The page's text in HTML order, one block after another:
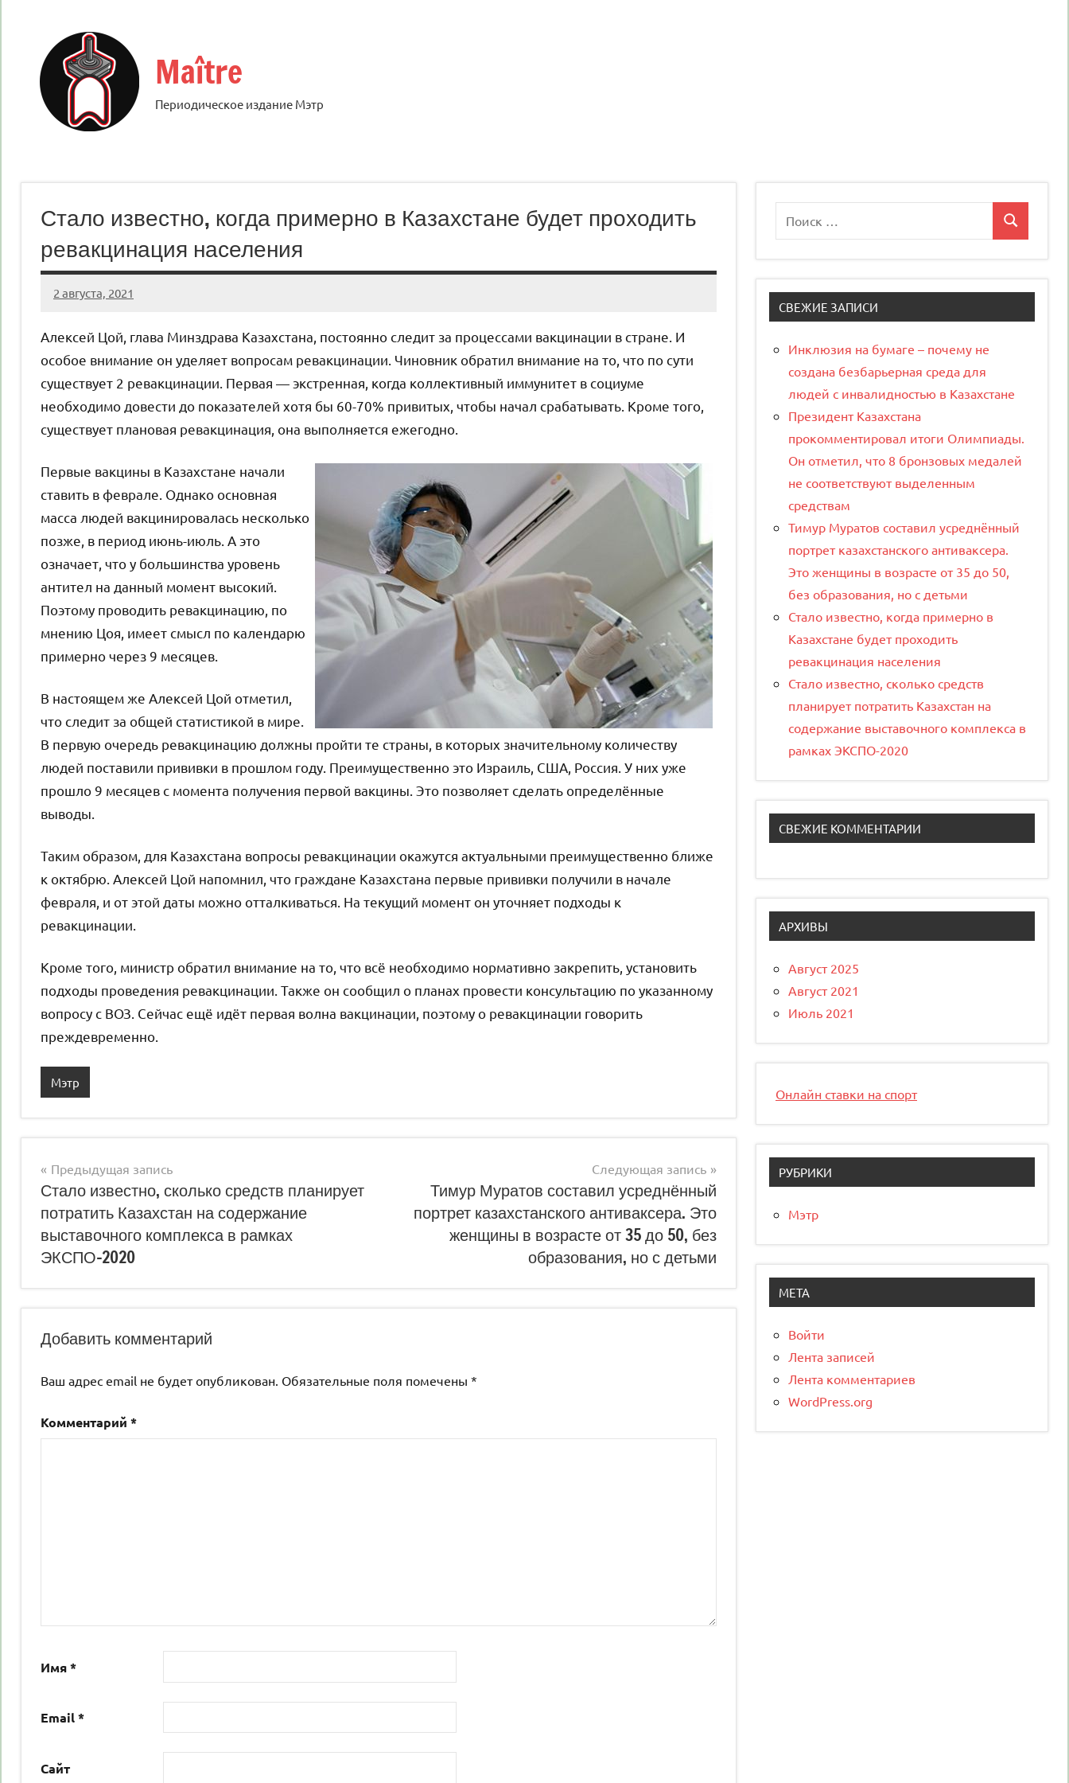
содержимому
Maître
Периодическое издание Мэтр
Стало известно, когда примерно в Казахстане будет проходить
ревакцинация населения
2 августа, 2021
KurnosovVIT
Нет
Алексей Цой, глава Минздрава Казахстана, постоянно следит за процессами вакцинации в стране. И
особое внимание он уделяет вопросам ревакцинации. Чиновник обратил внимание на то, что по сути
существует 2 ревакцинации. Первая — экстренная, когда коллективный иммунитет в социуме
необходимо довести до показателей хотя бы 60-70% привитых, чтобы начал срабатывать. Кроме того,
существует плановая ревакцинация, она выполняется ежегодно.
Первые вакцины в Казахстане начали
ставить в феврале. Однако основная
масса людей вакцинировалась несколько
позже, в период июнь-июль. А это
означает, что у большинства уровень
антител на данный момент высокий.
Поэтому проводить ревакцинацию, по
мнению Цоя, имеет смысл по календарю
примерно через 9 месяцев.
В настоящем же Алексей Цой отметил,
что следит за общей статистикой в мире.
В первую очередь ревакцинацию должны пройти те страны, в которых значительному количеству
людей поставили прививки в прошлом году. Преимущественно это Израиль, США, Россия. У них уже
прошло 9 месяцев с момента получения первой вакцины. Это позволяет сделать определённые
выводы.
Таким образом, для Казахстана вопросы ревакцинации окажутся актуальными преимущественно ближе
к октябрю. Алексей Цой напомнил, что граждане Казахстана первые прививки получили в начале
февраля, и от этой даты можно отталкиваться. На текущий момент он уточняет подходы к
ревакцинации.
Кроме того, министр обратил внимание на то, что всё необходимо нормативно закрепить, установить
подходы проведения ревакцинации. Также он сообщил о планах провести консультацию по указанному
вопросу с ВОЗ. Сейчас ещё идёт первая волна вакцинации, поэтому о ревакцинации говорить
преждевременно.
Мэтр
Навигация
по
записям
Предыдущая запись
Стало известно, сколько средств планирует
потратить Казахстан на содержание
выставочного комплекса в рамках
ЭКСПО-2020
Следующая запись
Тимур Муратов составил усреднённый
портрет казахстанского антиваксера. Это
женщины в возрасте от 35 до 50, без
образования, но с детьми
Добавить комментарий
Ваш адрес email не будет опубликован. Обязательные поля помечены *
Комментарий *
Имя*
Email*
Сайт
для:
Поиск
СВЕЖИЕ ЗАПИСИ
Инклюзия на бумаге – почему не
создана безбарьерная среда для
людей с инвалидностью в Казахстане
Президент Казахстана
прокомментировал итоги Олимпиады.
Он отметил, что 8 бронзовых медалей
не соответствуют выделенным
средствам
Тимур Муратов составил усреднённый
портрет казахстанского антиваксера.
Это женщины в возрасте от 35 до 50,
без образования, но с детьми
Стало известно, когда примерно в
Казахстане будет проходить
ревакцинация населения
Стало известно, сколько средств
планирует потратить Казахстан на
содержание выставочного комплекса в
рамках ЭКСПО-2020
СВЕЖИЕ КОММЕНТАРИИ
АРХИВЫ
Август 2025
Август 2021
Июль 2021
Онлайн ставки на спорт
РУБРИКИ
Мэтр
МЕТА
Войти
Лента записей
Лента комментариев
WordPress.org